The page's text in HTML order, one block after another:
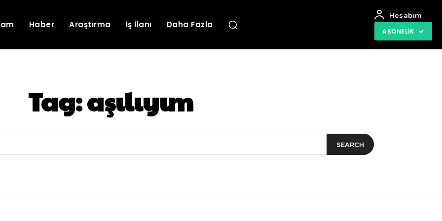
Haber Araştırma İş İlanı Daha Fazla
Hesabım
ABONELIK
Tag:aşılıyım
SEARCH